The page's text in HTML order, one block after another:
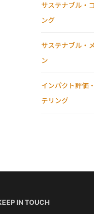
サステナブル・
ング
サステナブル・
ン
インパクト評価
テリング
IN TOUCH